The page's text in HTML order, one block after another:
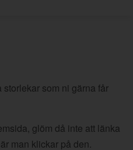
som ni gärna får
glöm då inte att länka
man klickar på den.